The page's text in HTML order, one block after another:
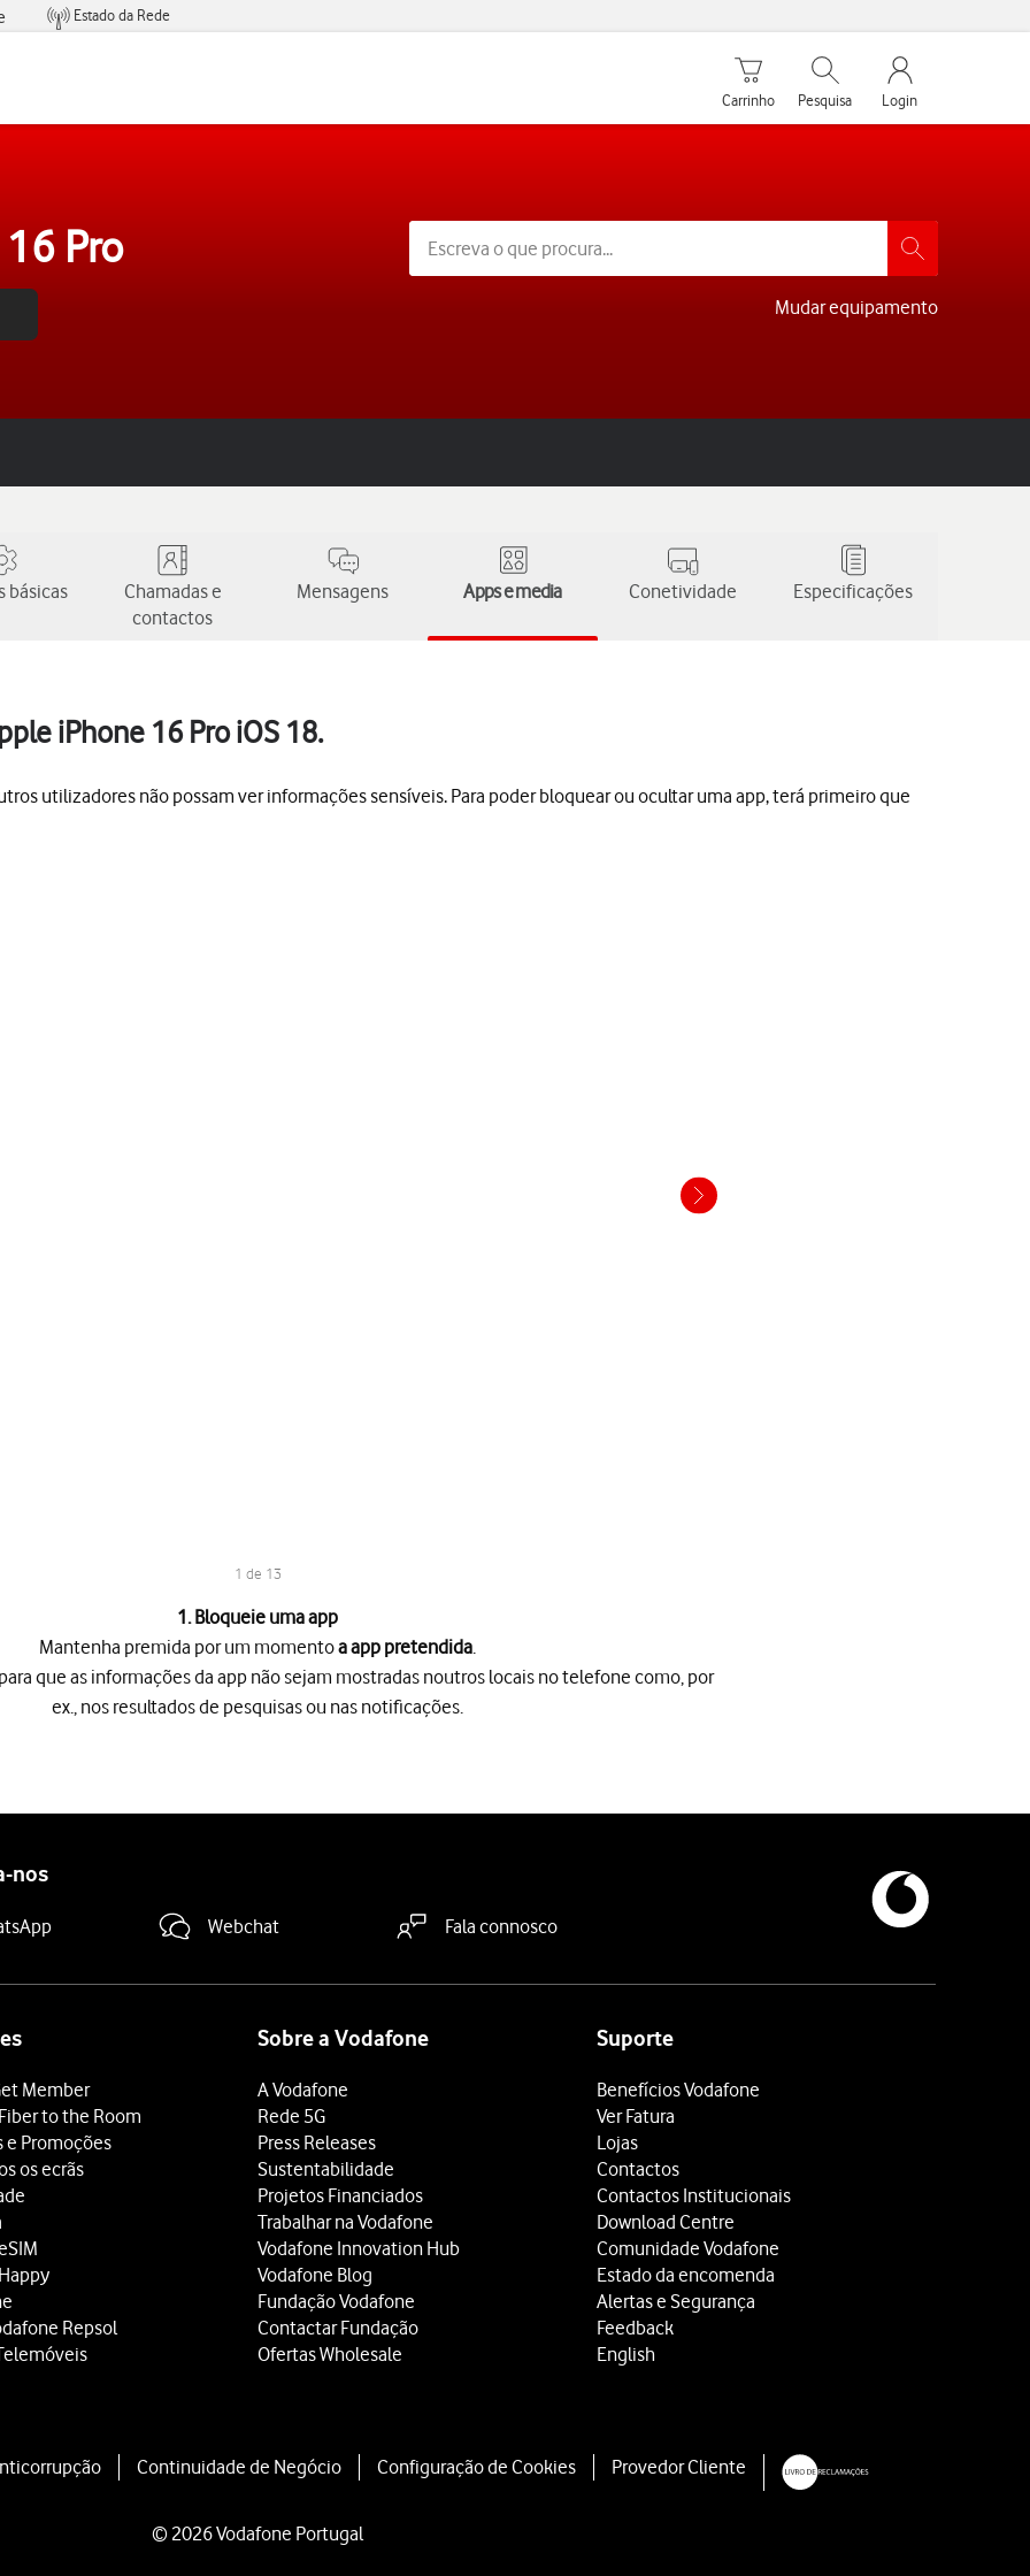
Estado da Rede
Carrinho de compras
Carrinho
Pesquisar
Pesquisa
My Vodafone
Login
Pro
Mudar equipamento
básicas
Chamadas e
contactos
Mensagens Apps e media Conetividade Especificações
iPhone 16 Pro iOS 18.
utilizadores não possam ver informações sensíveis. Para poder bloquear ou ocultar uma app, terá primeiro que
1 de 13
1. Bloqueie uma app
Mantenha premida por um momentoa app pretendida
que as informações da app não sejam mostradas noutros locais no telefone como, por
ex., nos resultados de pesquisas ou nas notificações.
momento
esta colocada numa pasta bloqueada com apps ocultadas. Note que só pode ocultar as apps que tenham sido instaladas por si.
ocultado. Para ter acesso à pasta terá que utilizar o seu código de bloqueio do telefone.
momentoa app pretendida
de telefone que criou
. A app já não está bloqueada.
nos
Webchat Fala connosco
Member
to the Room
e Promoções
os ecrãs
Repsol
Sobre a Vodafone
A Vodafone
Rede 5G
Press Releases
Sustentabilidade
Projetos Financiados
Trabalhar na Vodafone
Vodafone Innovation Hub
Vodafone Blog
Fundação Vodafone
Contactar Fundação
Ofertas Wholesale
Suporte
Benefícios Vodafone
Ver Fatura
Lojas
Contactos
Contactos Institucionais
Download Centre
Comunidade Vodafone
Estado da encomenda
Alertas e Segurança
Feedback
English
Continuidade de Negócio Configuração de Cookies Provedor Cliente
© 2026 Vodafone Portugal